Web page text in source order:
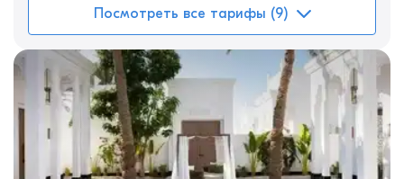
Посмотреть все тарифы (9)